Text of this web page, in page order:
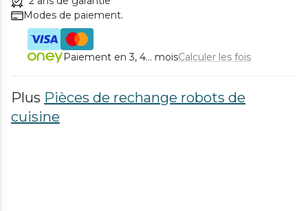
Modes de paiement.
Paiement en 3, 4... moisCalculer les fois
Plus Pièces de rechange robots de
cuisine